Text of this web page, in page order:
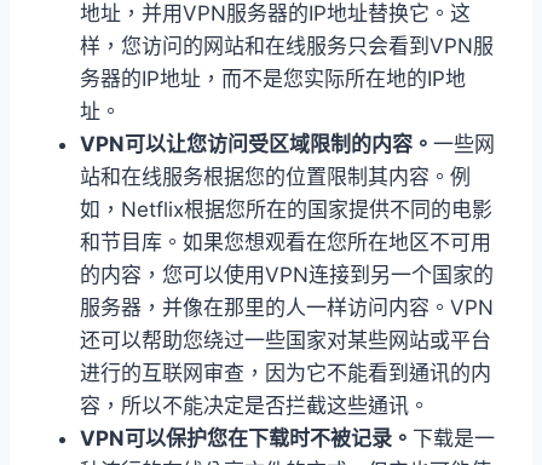
地址，并用VPN服务器的IP地址替换它。这
样，您访问的网站和在线服务只会看到VPN服
务器的IP地址，而不是您实际所在地的IP地
址。
VPN可以让您访问受区域限制的内容。 一些网
站和在线服务根据您的位置限制其内容。例
如，Netflix根据您所在的国家提供不同的电影
和节目库。如果您想观看在您所在地区不可用
的内容，您可以使用VPN连接到另一个国家的
服务器，并像在那里的人一样访问内容。VPN
还可以帮助您绕过一些国家对某些网站或平台
进行的互联网审查，因为它不能看到通讯的内
容，所以不能决定是否拦截这些通讯。
VPN可以保护您在下载时不被记录。 下载是一